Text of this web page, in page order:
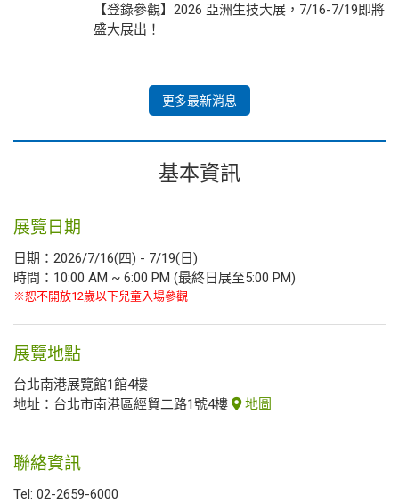
【登錄參觀】2026 亞洲生技大展，7/16-7/19即將
盛大展出！
更多最新消息
基本資訊
展覽日期
日期：2026/7/16(四) - 7/19(日)
時間：10:00 AM ~ 6:00 PM (最終日展至5:00 PM)
※恕不開放12歲以下兒童入場參觀
展覽地點
台北南港展覽館1館4樓
地址：台北市南港區經貿二路1號4樓
地圖
聯絡資訊
Tel: 02-2659-6000